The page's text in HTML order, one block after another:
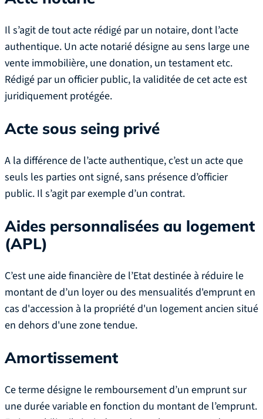
Il s’agit de tout acte rédigé par un notaire, dont l’acte
authentique. Un acte notarié désigne au sens large une
vente immobilière, une donation, un testament etc.
Rédigé par un officier public, la validitée de cet acte est
juridiquement protégée.
Acte sous seing privé
A la différence de l’acte authentique, c’est un acte que
seuls les parties ont signé, sans présence d’officier
public. Il s’agit par exemple d’un contrat.
Aides personnalisées au logement
(APL)
C’est une aide financière de l’Etat destinée à réduire le
montant de d’un loyer ou des mensualités d'emprunt en
cas d'accession à la propriété d'un logement ancien situé
en dehors d'une zone tendue.
Amortissement
Ce terme désigne le remboursement d’un emprunt sur
une durée variable en fonction du montant de l’emprunt.